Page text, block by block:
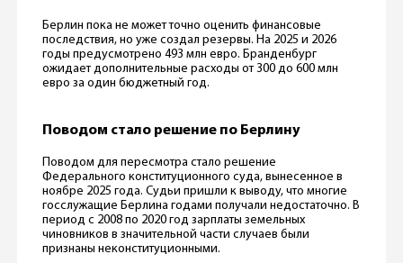
Берлин пока не может точно оценить финансовые
последствия, но уже создал резервы. На 2025 и 2026
годы предусмотрено 493 млн евро. Бранденбург
ожидает дополнительные расходы от 300 до 600 млн
евро за один бюджетный год.
Поводом стало решение по Берлину
Поводом для пересмотра стало решение
Федерального конституционного суда, вынесенное в
ноябре 2025 года. Судьи пришли к выводу, что многие
госслужащие Берлина годами получали недостаточно. В
период с 2008 по 2020 год зарплаты земельных
чиновников в значительной части случаев были
признаны неконституционными.